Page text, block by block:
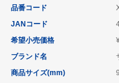
品番コード
JANコード
希望小売価格
ブランド名
商品サイズ(mm)